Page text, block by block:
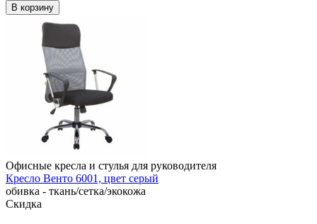
В корзину
Офисные кресла и стулья для руководителя
Кресло Венто 6001, цвет серый
обивка - ткань/сетка/экокожа
Скидка